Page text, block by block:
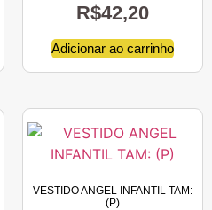
R$42,20
Adicionar ao carrinho
VESTIDO ANGEL INFANTIL TAM:
(P)